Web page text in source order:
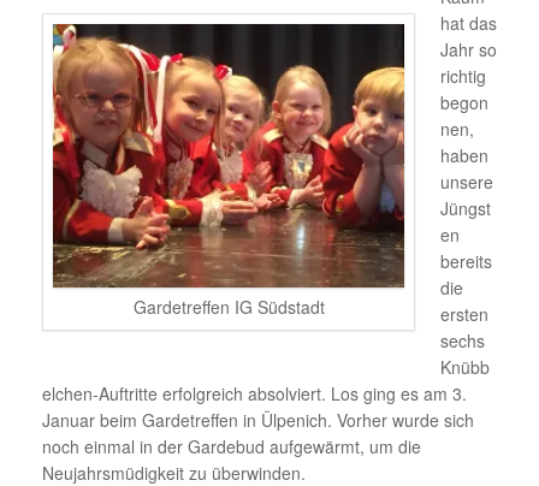
Gardetreffen IG Südstadt
hat das
Jahr so
richtig
begon
nen,
haben
unsere
Jüngst
en
bereits
die
ersten
sechs
Knübb
elchen-Auftritte erfolgreich absolviert. Los ging es am 3.
Januar beim Gardetreffen in Ülpenich. Vorher wurde sich
noch einmal in der Gardebud aufgewärmt, um die
Neujahrsmüdigkeit zu überwinden.